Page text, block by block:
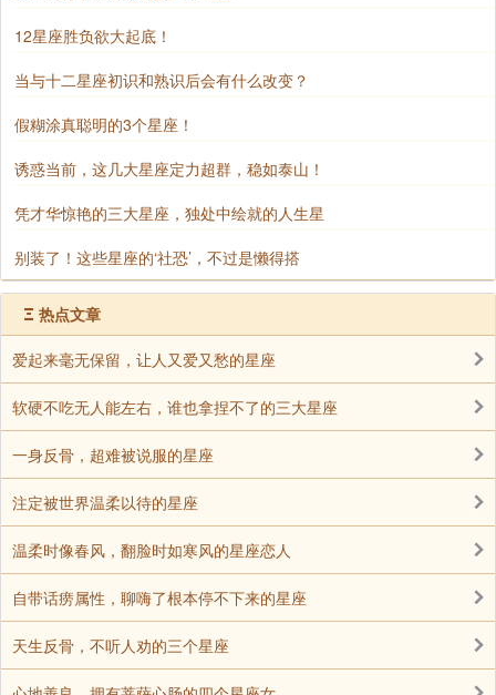
12星座胜负欲大起底！
当与十二星座初识和熟识后会有什么改变？
假糊涂真聪明的3个星座！
诱惑当前，这几大星座定力超群，稳如泰山！
凭才华惊艳的三大星座，独处中绘就的人生星
别装了！这些星座的‘社恐’，不过是懒得搭
Ξ 热点文章
爱起来毫无保留，让人又爱又愁的星座
软硬不吃无人能左右，谁也拿捏不了的三大星座
一身反骨，超难被说服的星座
注定被世界温柔以待的星座
温柔时像春风，翻脸时如寒风的星座恋人
自带话痨属性，聊嗨了根本停不下来的星座
天生反骨，不听人劝的三个星座